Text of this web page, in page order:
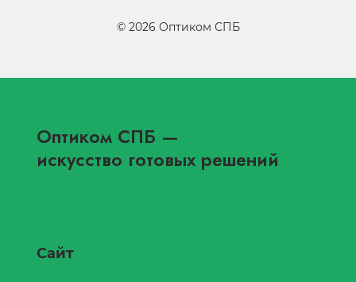
© 2026 Оптиком СПБ
Оптиком СПБ —
искусство готовых решений
Сайт